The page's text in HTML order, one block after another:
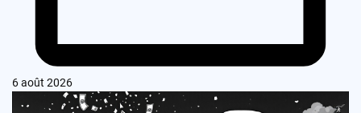
6 août 2026